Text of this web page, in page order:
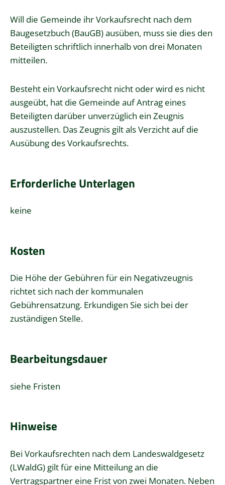
Will die Gemeinde ihr Vorkaufsrecht nach dem
Baugesetzbuch (BauGB) ausüben, muss sie dies den
Beteiligten schriftlich innerhalb von drei Monaten
mitteilen.
Besteht ein Vorkaufsrecht nicht oder wird es nicht
ausgeübt, hat die Gemeinde auf Antrag eines
Beteiligten darüber unverzüglich ein Zeugnis
auszustellen. Das Zeugnis gilt als Verzicht auf die
Ausübung des Vorkaufsrechts.
Erforderliche Unterlagen
keine
Kosten
Die Höhe der Gebühren für ein Negativzeugnis
richtet sich nach der kommunalen
Gebührensatzung. Erkundigen Sie sich bei der
zuständigen Stelle.
Bearbeitungsdauer
siehe Fristen
Hinweise
Bei Vorkaufsrechten nach dem Landeswaldgesetz
(LWaldG) gilt für eine Mitteilung an die
Vertragspartner eine Frist von zwei Monaten. Neben